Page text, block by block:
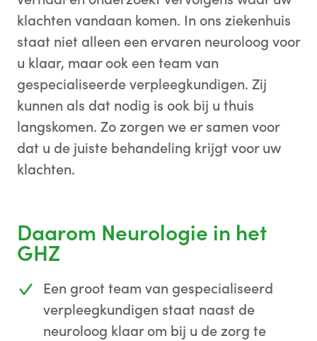
klachten vandaan komen. In ons ziekenhuis
staat niet alleen een ervaren neuroloog voor
u klaar, maar ook een team van
gespecialiseerde verpleegkundigen. Zij
kunnen als dat nodig is ook bij u thuis
langskomen. Zo zorgen we er samen voor
dat u de juiste behandeling krijgt voor uw
klachten.
Daarom Neurologie in het
GHZ
Een groot team van gespecialiseerd
verpleegkundigen staat naast de
neuroloog klaar om bij u de zorg te